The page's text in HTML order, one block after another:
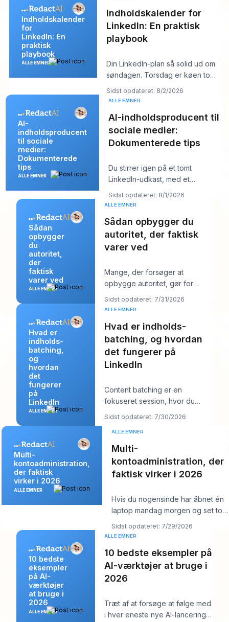
Indholdskalender
for
LinkedIn: En
praktisk
playbook
ALLE EMNER
Indholdskalender for
LinkedIn: En praktisk
playbook
Din LinkedIn-plan så solid ud om
søndagen. Torsdag er køen tom,
hooket du kunne lide føles fladt,
og
Sidst opdateret: 8/2/2026
AI-
indholdsproducent
til sociale
medier:
Dokumenterede
tips
ALLE EMNER
ALLE EMNER
AI-indholdsproducent til
sociale medier:
Dokumenterede tips
Du stirrer igen på et tomt
LinkedIn-udkast, med et
kundemøde om ti minutter og et
opslag, der burde
Sidst opdateret: 8/1/2026
Sådan
opbygger
du
autoritet,
der
faktisk
varer ved
ALLE EMNER
ALLE EMNER
Sådan opbygger du
autoritet, der faktisk
varer ved
Mange, der forsøger at
opbygge autoritet, gør for
meget af det forkerte. De
poster mere, jagter stør
Sidst opdateret: 7/31/2026
Hvad er
indholds-
batching,
og
hvordan
det
fungerer
på
LinkedIn
ALLE EMNER
ALLE EMNER
Hvad er indholds-
batching, og hvordan
det fungerer på
LinkedIn
Content batching er en
fokuseret session, hvor du
laver flere LinkedIn-opslag på
én gang og derefter
Sidst opdateret: 7/30/2026
Multi-
kontoadministration,
der faktisk
virker i 2026
ALLE EMNER
ALLE EMNER
Multi-
kontoadministration, der
faktisk virker i 2026
Hvis du nogensinde har åbnet én
laptop mandag morgen og set tolv
logins, seks kundekalendere, tre
br
Sidst opdateret: 7/29/2026
10 bedste
eksempler
på AI-
værktøjer
at bruge i
2026
ALLE EMNER
ALLE EMNER
10 bedste eksempler på
AI-værktøjer at bruge i
2026
Træt af at forsøge at følge med
i hver eneste nye AI-lancering